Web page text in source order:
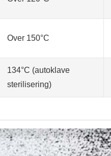
Over 150°C
134°C (autoklave
sterilisering)